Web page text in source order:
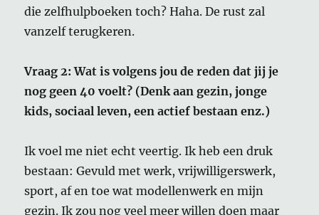
die zelfhulpboeken toch? Haha. De rust zal
vanzelf terugkeren.
Vraag 2: Wat is volgens jou de reden dat jij je
nog geen 40 voelt? (Denk aan gezin, jonge
kids, sociaal leven, een actief bestaan enz.)
Ik voel me niet echt veertig. Ik heb een druk
bestaan: Gevuld met werk, vrijwilligerswerk,
sport, af en toe wat modellenwerk en mijn
gezin. Ik zou nog veel meer willen doen maar